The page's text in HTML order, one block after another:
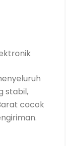
stabil,
cocok